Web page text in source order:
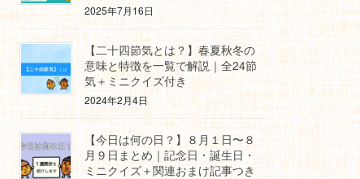
2025年7月16日
【二十四節気とは？】春夏秋冬の
意味と特徴を一覧で解説｜全24節
気＋ミニクイズ付き
2024年2月4日
【今日は何の日？】８月１日〜８
月９日まとめ｜記念日・誕生日・
ミニクイズ＋関連おまけ記事つき